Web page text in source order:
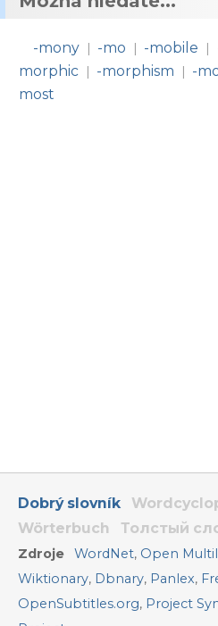
-mony | -mo | -mobile |
morphic | -morphism | -
most
Dobrý slovník
Wörterbuch
Толстый
Zdroje WordNet, Open
Wiktionary, Dbnary, Panlex,
OpenSubtitles.org, Project